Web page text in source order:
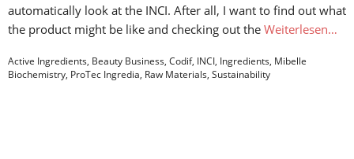
automatically look at the INCI. After all, I want to find out what
the product might be like and checking out the Weiterlesen…
Active Ingredients, Beauty Business, Codif, INCI, Ingredients, Mibelle
Biochemistry, ProTec Ingredia, Raw Materials, Sustainability